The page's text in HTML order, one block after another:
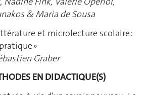
& Maria de Sousa
et microlecture scolaire :
»
Graber
EN DIDACTIQUE(S)